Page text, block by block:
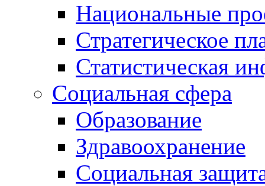
Национальные
Стратегическое
Статистическая
Социальная сфера
Образование
Здравоохранение
Социальная